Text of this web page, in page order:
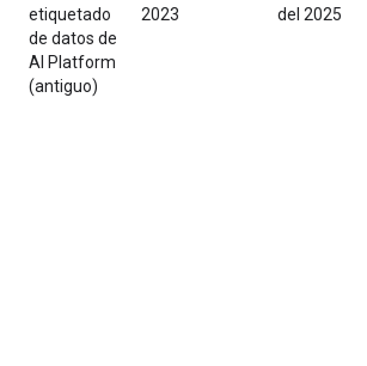
etiquetado
de datos de
AI Platform
(antiguo)
2023
del 2025